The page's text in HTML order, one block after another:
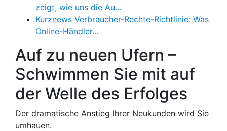
zeigt, wie uns die Au…
Kurznews Verbraucher-Rechte-Richtlinie: Was
Online-Händler…
Auf zu neuen Ufern –
Schwimmen Sie mit auf
der Welle des Erfolges
Der dramatische Anstieg Ihrer Neukunden wird Sie
umhauen.